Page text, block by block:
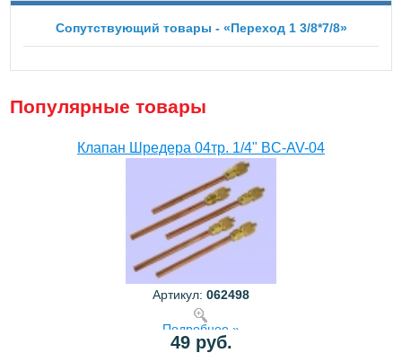
Сопутствующий товары - «Переход 1 3/8*7/8»
Популярные товары
Клапан Шредера 04тр. 1/4" BC-AV-04
Артикул: 062498
Подробнее »
49 руб.